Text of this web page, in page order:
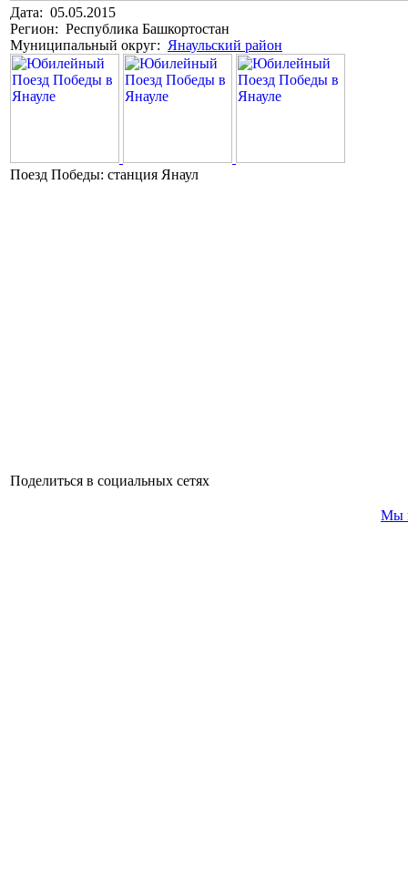
Дата: 05.05.2015
Регион: Республика Башкортостан
Муниципальный округ: Янаульский район
Поезд Победы: станция Янаул
Поделиться в социальных сетях
Мы